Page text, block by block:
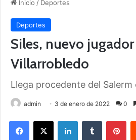
Inicio / Deportes
Deportes
Siles, nuevo jugador
Villarrobledo
Llega procedente del Salerm
admin 3 de enero de 2022 0